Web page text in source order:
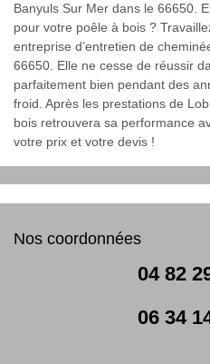
Banyuls Sur Mer dans le 66650.
pour votre poêle à bois ?
entreprise d’entretien de
66650. Elle ne cesse de réussir
parfaitement bien pendant des
froid. Après les prestations de
bois retrouvera sa performance
votre prix et votre devis !
Nos coordonnées
04 82
06 34